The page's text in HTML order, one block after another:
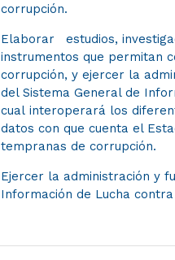
corrupción.
Elaborar
estudios,
instrumentos que permitan
corrupción, y ejercer la
del Sistema General de
cual interoperará​ los
datos con que cuenta el
tempranas de corrupción.
Ejercer la administración y
Información de Lucha